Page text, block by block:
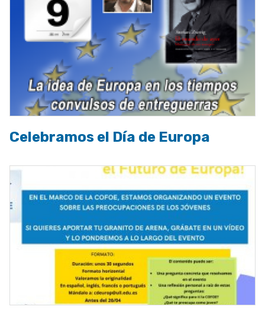
Celebramos el Día de Europa